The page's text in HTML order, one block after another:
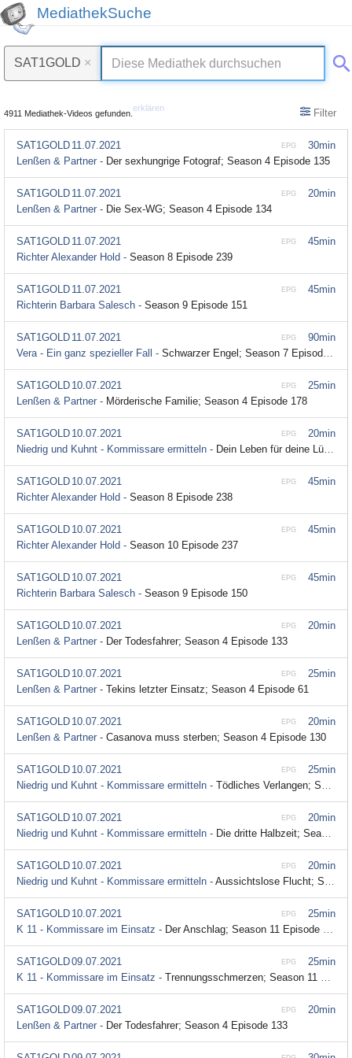
MediathekSuche
SAT1GOLD ×
4911 Mediathek-Videos gefunden.
erklären Filter
30min
EPG
SAT1GOLD 11.07.2021
Lenßen & Partner - Der sexhungrige Fotograf; Season 4 Episode 135
20min
EPG
SAT1GOLD 11.07.2021
Lenßen & Partner - Die Sex-WG; Season 4 Episode 134
45min
EPG
SAT1GOLD 11.07.2021
Richter Alexander Hold - Season 8 Episode 239
45min
EPG
SAT1GOLD 11.07.2021
Richterin Barbara Salesch - Season 9 Episode 151
90min
EPG
SAT1GOLD 11.07.2021
Vera - Ein ganz spezieller Fall - Schwarzer Engel; Season 7 Episode 2
25min
EPG
SAT1GOLD 10.07.2021
Lenßen & Partner - Mörderische Familie; Season 4 Episode 178
20min
EPG
SAT1GOLD 10.07.2021
Niedrig und Kuhnt - Kommissare ermitteln - Dein Leben für deine Lügen; Season 4 Episode 199
45min
EPG
SAT1GOLD 10.07.2021
Richter Alexander Hold - Season 8 Episode 238
45min
EPG
SAT1GOLD 10.07.2021
Richter Alexander Hold - Season 10 Episode 237
45min
EPG
SAT1GOLD 10.07.2021
Richterin Barbara Salesch - Season 9 Episode 150
20min
EPG
SAT1GOLD 10.07.2021
Lenßen & Partner - Der Todesfahrer; Season 4 Episode 133
25min
EPG
SAT1GOLD 10.07.2021
Lenßen & Partner - Tekins letzter Einsatz; Season 4 Episode 61
20min
EPG
SAT1GOLD 10.07.2021
Lenßen & Partner - Casanova muss sterben; Season 4 Episode 130
25min
EPG
SAT1GOLD 10.07.2021
Niedrig und Kuhnt - Kommissare ermitteln - Tödliches Verlangen; Season 7 Episode 44
20min
EPG
SAT1GOLD 10.07.2021
Niedrig und Kuhnt - Kommissare ermitteln - Die dritte Halbzeit; Season 7 Episode 43
20min
EPG
SAT1GOLD 10.07.2021
Niedrig und Kuhnt - Kommissare ermitteln - Aussichtslose Flucht; Season 7 Episode 42
25min
EPG
SAT1GOLD 10.07.2021
K 11 - Kommissare im Einsatz - Der Anschlag; Season 11 Episode 151
25min
EPG
SAT1GOLD09.07.2021
K 11 - Kommissare im Einsatz - Trennungsschmerzen; Season 11 Episode 173
20min
EPG
SAT1GOLD09.07.2021
Lenßen & Partner - Der Todesfahrer; Season 4 Episode 133